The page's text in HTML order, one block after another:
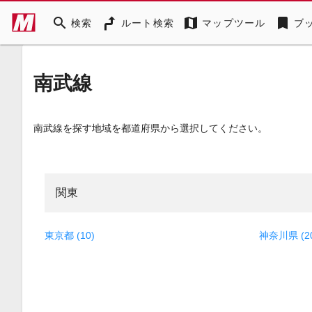
search 検索 ルート検索 map マップツール bookmark ブ
南武線
南武線を探す地域を都道府県から選択してください。
関東
東京都 (10) 神奈川県